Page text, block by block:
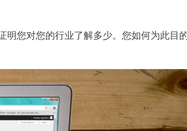
明您对您的行业了解多少。您如何为此目